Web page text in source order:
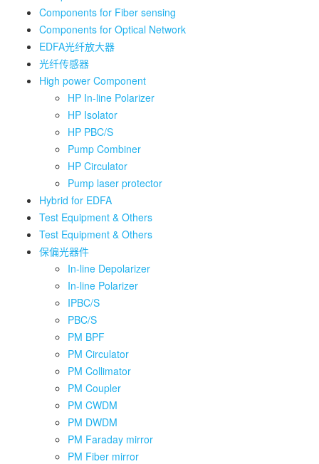
Components for Fiber sensing
Components for Optical Network
EDFA光纤放大器
光纤传感器
High power Component
HP In-line Polarizer
HP Isolator
HP PBC/S
Pump Combiner
HP Circulator
Pump laser protector
Hybrid for EDFA
Test Equipment & Others
Test Equipment & Others
保偏光器件
In-line Depolarizer
In-line Polarizer
IPBC/S
PBC/S
PM BPF
PM Circulator
PM Collimator
PM Coupler
PM CWDM
PM DWDM
PM Faraday mirror
PM Fiber mirror